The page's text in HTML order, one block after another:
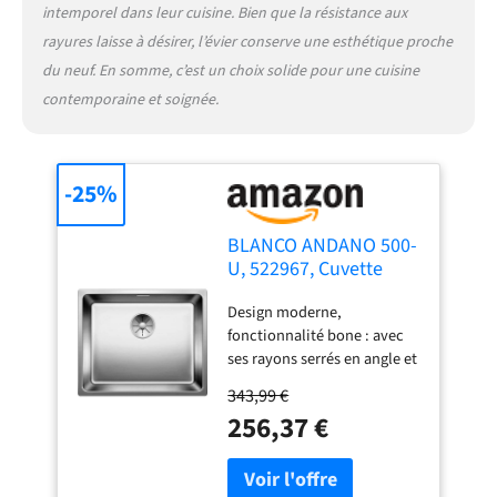
intemporel dans leur cuisine. Bien que la résistance aux
rayures laisse à désirer, l’évier conserve une esthétique proche
du neuf. En somme, c’est un choix solide pour une cuisine
contemporaine et soignée.
BLANCO ANDANO 500-
U, 522967, Cuvette
Sous Plan, Cuvette
pour Montage Sous
Plan, Écoulement
InFino, Acier
Inoxydable à Éclat
Satiné
Design moderne,
fonctionnalité bone : avec
ses rayons serrés en angle et
gamme ANDANO est
synonyme d’exploitabilité
fond et de grand volume de
343,99 €
256,37 €
-25%